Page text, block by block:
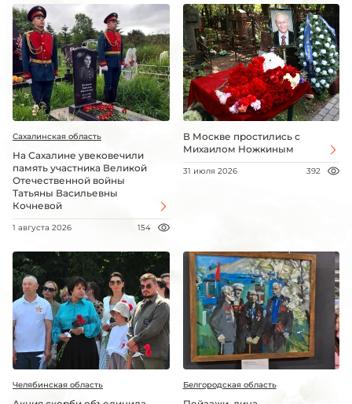
Сахалинская область
На Сахалине увековечили
память участника Великой
Отечественной войны
Татьяны Васильевны
Кочневой
1 августа 2026 154
В Москве простились с
Михаилом Ножкиным
31 июля 2026 392
Челябинская область Белгородская область